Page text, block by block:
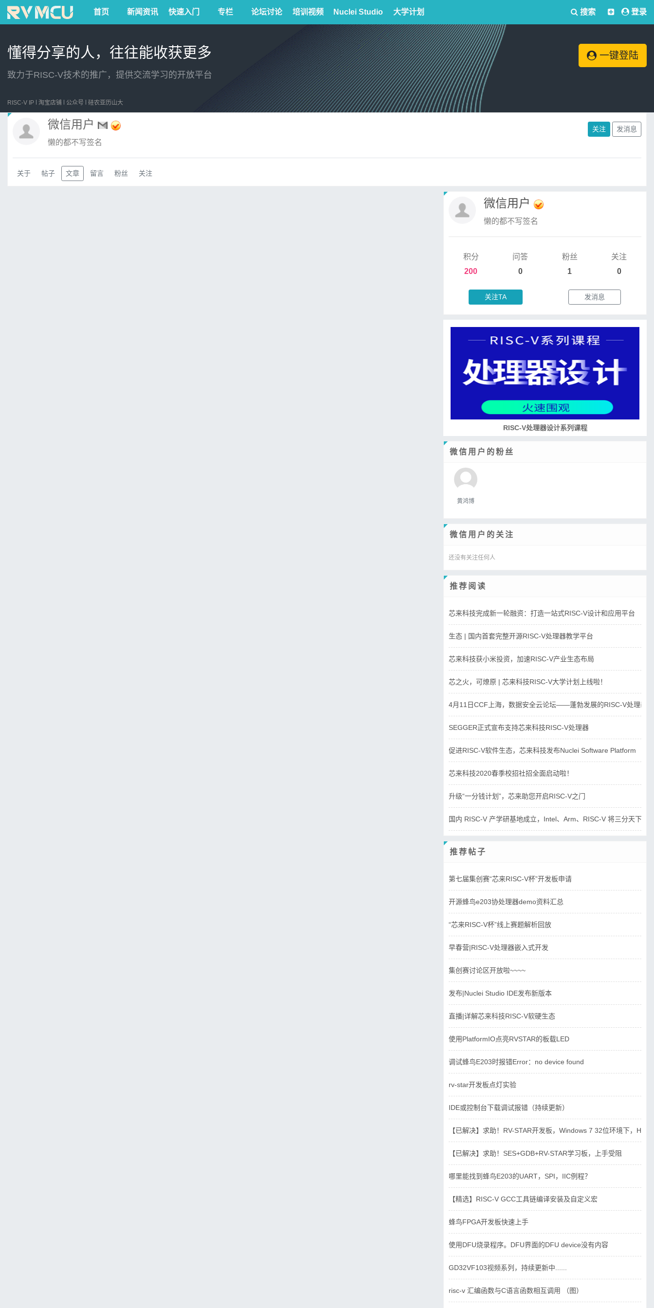
首页 新闻资讯 快速入门 专栏 论坛讨论 培训视频 Nuclei Studio 大学计划 搜索 登录
懂得分享的人，往往能收获更多
致力于RISC-V技术的推广，提供交流学习的开放平台
一键登陆
RISC-V IP 淘宝店铺 公众号 硅农亚历山大
微信用户
懒的都不写签名
关注 发消息
关于 帖子 文章 留言 粉丝 关注
微信用户
懒的都不写签名
积分
200
问答
0
粉丝
1
关注
0
关注TA 发消息
RISC-V处理器设计系列课程
微信用户的粉丝
黄鸿博
微信用户的关注
还没有关注任何人
推荐阅读
芯来科技完成新一轮融资：打造一站式RISC-V设计和应用平台
生态 | 国内首套完整开源RISC-V处理器教学平台
芯来科技获小米投资，加速RISC-V产业生态布局
芯之火，可燎原 | 芯来科技RISC-V大学计划上线啦！
4月11日CCF上海，数据安全云论坛——蓬勃发展的RISC-V处理器
SEGGER正式宣布支持芯来科技RISC-V处理器
促进RISC-V软件生态，芯来科技发布Nuclei Software Platform
芯来科技2020春季校招社招全面启动啦！
升级“一分钱计划”，芯来助您开启RISC-V之门
国内 RISC-V 产学研基地成立，Intel、Arm、RISC-V 将三分天下？
推荐帖子
第七届集创赛“芯来RISC-V杯”开发板申请
开源蜂鸟e203协处理器demo资料汇总
“芯来RISC-V杯”线上赛题解析回放
早春营|RISC-V处理器嵌入式开发
集创赛讨论区开放啦~~~~
发布|Nuclei Studio IDE发布新版本
直播|详解芯来科技RISC-V软硬生态
使用PlatformIO点亮RVSTAR的板载LED
调试蜂鸟E203时报错Error：no device found
rv-star开发板点灯实验
IDE或控制台下载调试报错（持续更新）
【已解决】求助！RV-STAR开发板，Windows 7 32位环境下，
【已解决】求助！SES+GDB+RV-STAR学习板，上手受阻
哪里能找到蜂鸟E203的UART，SPI，IIC例程？
【精选】RISC-V GCC工具链编译安装及自定义宏
蜂鸟FPGA开发板快速上手
使用DFU烧录程序。DFU界面的DFU device没有内容
GD32VF103视频系列，持续更新中......
risc-v 汇编函数与C语言函数相互调用 （图）